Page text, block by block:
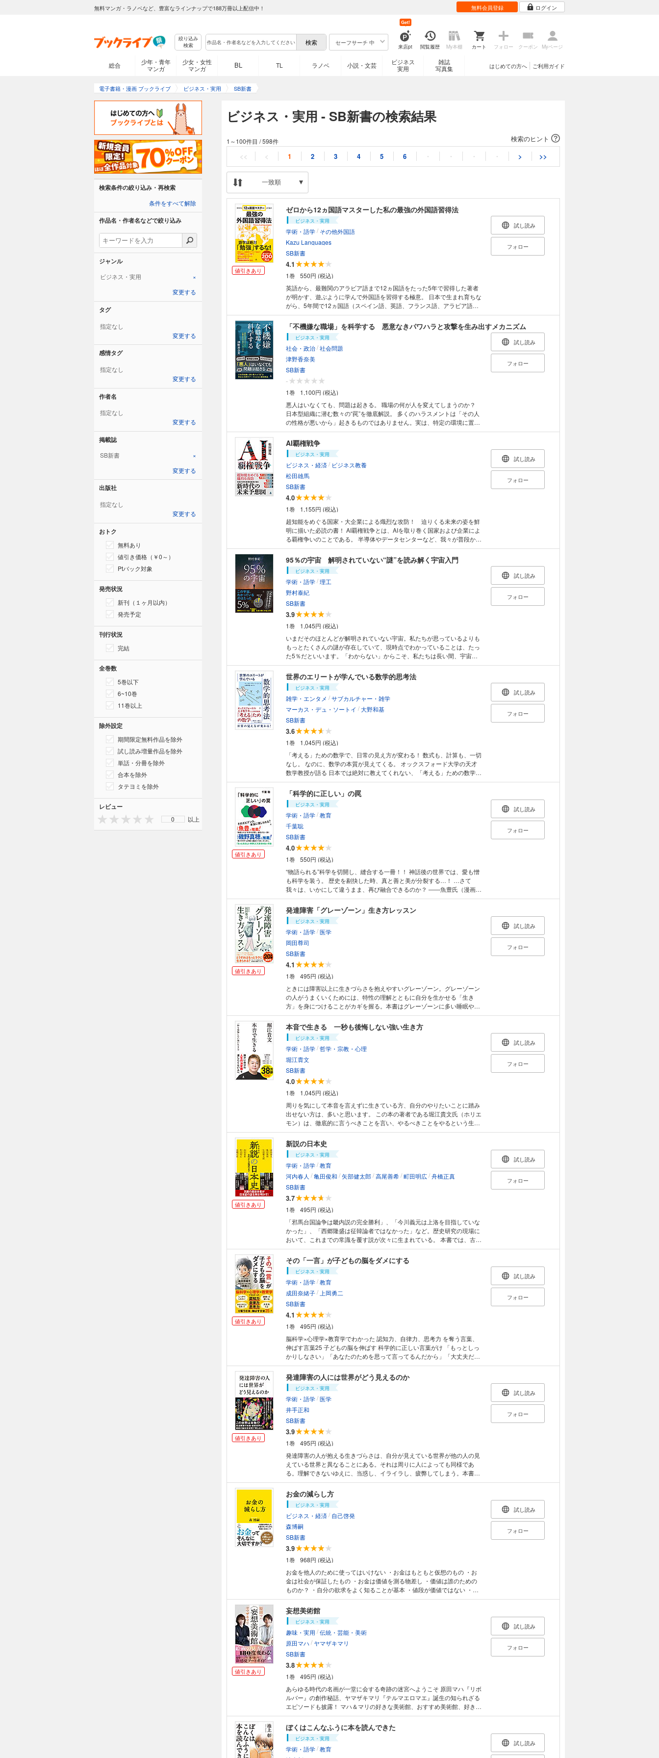
無料マンガ・ラノベなど、豊富なラインナップで188万冊以上配信中！ 無料会員登録 ログイン
絞り込み
検索
セーフサーチ 中
来店pt
Get!
閲覧履歴 My本棚 カート フォロー クーポン Myページ
総合
少年・青年
マンガ
少女・女性
マンガ
BL TL ラノベ 小説・文芸
ビジネス
実用
雑誌
写真集
ご利用ガイド
はじめての方へ
電子書籍・漫画 ブックライブ ビジネス・実用 SB新書
ビジネス・実用 - SB新書の検索結果
検索のヒント
1～100件目 /598件
<< < 1 2 3 4 5 6 ・ ・ ・ ・ > >>
一致順
値引きあり
ゼロから12ヵ国語マスターした私の最強の外国語習得法
ビジネス・実用
学術・語学/ その他外国語
Kazu Languages
SB新書
4.1
1巻
550円 (税込)
英語から、最難関のアラビア語まで12ヵ国語をたった5年で習得した著者
が明かす、遊ぶように学んで外国語を習得する極意。 日本で生まれ育ちな
がら、5年間で12ヵ国語（スペイン語、英語、フランス語、アラビア語、
インドネシア語、ロシア語、ポルトガル語、ドイツ語、トルコ語、中国
語、タイ語、韓国語）を習得。ほぼ独学で多言語話者となった著者が、英
語やその他の外国語習得を目指すすべての人に教える、外国語学習の最短
ルート。 ※カバー画像が異なる場合があります。
試し読み
フォロー
「不機嫌な職場」を科学する 悪意なきパワハラと攻撃を生み出すメカニズム
ビジネス・実用
社会・政治/社会問題
津野香奈美
SB新書
-
1巻
1,100円 (税込)
悪人はいなくても、問題は起きる。 職場の何が人を変えてしまうのか？
日本型組織に潜む数々の“罠”を徹底解説。 多くのハラスメントは「その人
の性格が悪いから」起きるものではありません。実は、特定の環境に置か
れると、「誰もが」他者に攻撃的になることがわかっています。 本書で
は、人が職場で攻撃的行動を起こすメカニズムを、豊富な調査データや現
場の事例、心理学の実験結果などをもとに徹底分析。誰もが被害者にも加
害者にもなりうる、日本型組織の真の構造を明らかにします。 ※カバー画
像が異なる場合があります。
試し読み
フォロー
AI覇権戦争
ビジネス・実用
ビジネス・経済/ ビジネス教養
松田雄馬
SB新書
4.0
1巻
1,155円 (税込)
超知能をめぐる国家・大企業による熾烈な攻防！ 迫りくる未来の姿を鮮
明に描いた必読の書！ AI覇権戦争とは、AIを取り巻く国家および企業によ
る覇権争いのことである。 半導体やデータセンターなど、我々が普段から
使用している生成AIサービスを支える「土台」。 その土台を巡って繰り広
げられる主導権争いの影響は、もはや私たちが避けられないほどの規模と
なっている。 私たちの仕事や社会、そして日本はこれからどこへ向かって
いくのか。 AIビジネスに精通した研究者 兼 実業家による、AI時代の大展
望！ ※カバー画像が異なる場合があります。
試し読み
フォロー
95％の宇宙 解明されていない“謎”を読み解く宇宙入門
ビジネス・実用
学術・語学/理工
野村泰紀
SB新書
3.9
1巻
1,045円 (税込)
いまだそのほとんどが解明されていない宇宙。私たちが思っているよりも
もっとたくさんの謎が存在していて、現時点でわかっていることは、たっ
た5％だといいます。「わからない」からこそ、私たちは長い間、宇宙に
魅了され続けているのでしょう。 世の物理学者たちは、そんな謎につつま
れた宇宙と向き合い、解明しようと研究を重ねています。それでもなお、
いまだに「わかっていない95％」の宇宙とは、一体なんなのでしょう？
そこで本書では、現時点で解明されていない宇宙の謎を紹介。また、宇宙
を語るにはずせない「素粒子」「量子力学」「時間」「量子重力」におけ
る謎についても紹介し、さらなる謎に潜っていきます。そして、謎に対し
てどのような仮説が出ているのか、その仮説の反証には何が挙げられてい
るのか、この謎のポイントはどこかなどを、気鋭の物理学者が解説しま
す。ぜひ一緒に、「95％の宇宙の謎」について考えてみてください。 謎
が解明されたら新たな謎が生まれる――この宇宙の浪漫に、ワクワクが止
まらなくなるはず！ 宇宙が好きな人はもちろん、社会人だけでなく、物
理学を学びはじめた学生でもわかる“宇宙一面白くてわかりやすい”宇宙入
門書です！ ※カバー画像が異なる場合があります。
試し読み
フォロー
世界のエリートが学んでいる数学的思考法
ビジネス・実用
雑学・エンタメ /サブカルチャー・雑学
マーカス・デュ・ソートイ /大野和基
SB新書
3.6
1巻
1,045円 (税込)
「考える」ための数学で、日常の見え方が変わる！ 数式も、計算も、一切
なし。 なのに、数学の本質が見えてくる。 オックスフォード大学の天才
数学教授が語る 日本では絶対に教えてくれない、「考える」ための数学！
「数学なんて人生の役に立たない」と言い訳していた全ての人たちに読ん
でほしい。 本書では、統計学やゲーム理論、微分積分などの一見すると難
しそうなテーマを、みなさんにとって身近な例を用いて“数学的に”読み解
いていきます。 身の回りに潜んでいる数学を知ると、簡単な思い込みに騙
されないようになり、今まで見えていた世界が一変します。 AI時代を生き
抜くための新たな武器を身につけましょう。 ※カバー画像が異なる場合が
あります。
試し読み
フォロー
値引きあり
「科学的に正しい」の罠
ビジネス・実用
学術・語学/教育
千葉聡
SB新書
4.0
1巻
550円 (税込)
“物語られる”科学を切開し、縫合する一冊！！ 神話後の世界では、愛も憎
も科学を装う。 歴史を剔抉した時、真と善と美が分裂する…！ …さて
我々は、いかにして違うまま、再び融合できるのか？ ――魚豊氏（漫画
家） “真の科学”は研鑽と謙虚さの泉にきらめく。 “正しさのありか”がわか
らなくなったあなたのための一冊。 ――磯野真穂氏（人類学者） 事実と
真実の間で揺らぐ科学の落とし穴を赤裸々に解説した、驚くべき世界の現
実。 ――山極壽一氏（霊長類学者／京大元総長／総合地球環境学研究所
所長） 科学的な正しさをめぐる論争を歴史から緻密にひも解く。 一気に
読ませる文章だが、得られる教訓は実に深い。 ――出口治明氏（立命館ア
ジア太平洋大学 学長特命補佐／名誉教授） 疑うだけでは足りない。「正
しさ」の諸相を理解し、乗りこなすための刺激的な案内書。 ――吉川浩満
氏（文筆家） 本書は、科学的で一見正しいが、実は信用できない説明、誤
った説明、有害な説明、さらには科学でない説明まで、現在や歴史的な事
例から、権力、メディア、偏見やイデオロギー、ナショナリズム、客観性
の過信と偽装、そして科学者自身が、いかに科学を棄損し社会に不利益を
もたらしたかを示す。そのうえでどのような手を打てば科学の信頼性を守
たい。（「まえがき」より） 『歌うカタツムリ』（第71回毎日出版文化
賞）、『ダーウィンの呪い』（2024年新書大賞10位）で注目される進化
学者が描き出す、科学の過ちと今に生きる教訓。 ※カバー画像が異なる場
合があります。
試し読み
フォロー
値引きあり
発達障害「グレーゾーン」生き方レッスン
ビジネス・実用
学術・語学/医学
岡田尊司
SB新書
4.1
1巻
495円 (税込)
ときには障害以上に生きづらさを抱えやすいグレーゾーン。グレーゾーン
の人がうまくいくためには、特性の理解とともに自分を生かせる「生き
方」を身につけることがカギを握る。本書はグレーゾーンに多い睡眠や生
活リズムの問題から、不安や回避、自己肯定感の低下、愛着障害やトラウ
マの克服まで、本来の自分とつながるための究極のアプローチを紹介す
る。グレーゾーンだけでなく、生きづらさを感じるすべての人に役立つ一
冊。
・・・・・・・・・・・・・・・・・・・・・・・・・・・・・・・・・・・
グレーゾーンの特性を生かして 自分らしい人生を手に入れる ＊うまくい
くための土台は睡眠と安定した生活リズム ＊何をするのも面倒くさい怠け
者の脳とのつき合い方 ＊人生がうまくいく人に共通する特徴とは？ ＊誰
も教えてくれない対人関係のルールとは？ ＊感情を変えられないときは、
行動を変えてみる ＊どんな仕事も続かなかった青年を変えたもの ――最
新の知見と豊富な臨床経験から導きだした具体的指針 ※カバー画像が異な
る場合があります。
試し読み
フォロー
本音で生きる 一秒も後悔しない強い生き方
ビジネス・実用
学術・語学/哲学・宗教・心理
堀江貴文
SB新書
4.0
1巻
1,045円 (税込)
周りを気にして本音を言えずに生きている方、自分のやりたいことに踏み
出せない方は、多いと思います。 この本の著者である堀江貴文氏（ホリエ
モン）は、徹底的に言うべきことを言い、やるべきことをやるという生き
方。それになぜか魅かれる方も多いのではないでしょうか。 本書では、生
き急いでいるようにも見える堀江氏に、人生を後悔しない生き方のヒント
をいただきました。 プライド、言い訳、バランス……。どんな方でも、自
分を生きにくくしているものに、きっと気づくはずです。
試し読み
フォロー
値引きあり
新説の日本史
ビジネス・実用
学術・語学/教育
河内春人 /亀田俊和 /矢部健太郎/高尾善希/町田明広/舟橋正真
SB新書
3.7
1巻
495円 (税込)
「邪馬台国論争は畿内説の完全勝利」、「今川義元は上洛を目指していな
かった」、「西郷隆盛は征韓論者ではなかった」など。歴史研究の現場に
おいて、これまでの常識を覆す説が次々に生まれている。 本書では、古
代・中世・近世・近現代と、ぞれぞれの時代における気鋭の研究者たちが
最新の研究結果を報告。これからの教科書を書き換えるかもしれない新説
で、日本史の見方が変わる。
試し読み
フォロー
値引きあり
その「一言」が子どもの脳をダメにする
ビジネス・実用
学術・語学/教育
成田奈緒子/ 上岡勇二
SB新書
4.1
1巻
495円 (税込)
脳科学×心理学×教育学でわかった 認知力、自律力、思考力 を奪う言葉、
伸ばす言葉25 子どもの脳を伸ばす 科学的に正しい言葉がけ 「もっとしっ
かりしなさい」「あなたのためを思って言ってるんだから」「大丈夫だ
よ」「頑張って偉いね」――いずれも、親が我が子につい言ってしまいが
ちな言葉である。しかし、このような、親が良かれと思って発した「一
言」が子どもの脳に深刻な悪影響を与えてしまう。子どもの認知力、自律
力、思考力を伸ばすために親がすべき、正しい言葉がけとは？ ※カバー画
像が異なる場合があります。
試し読み
フォロー
値引きあり
発達障害の人には世界がどう見えるのか
ビジネス・実用
学術・語学/医学
井手正和
SB新書
3.9
1巻
495円 (税込)
発達障害の人が抱える生きづらさは、自分が見えている世界が他の人の見
えている世界と異なることにある。それは周りに人によっても同様であ
る。理解できないゆえに、当惑し、イライラし、疲弊してしまう。本書で
は、知覚実験、脳科学などによる最新研究をもとに、発達障害の人が見て
いる世界を明らかにし、発達障害の当事者の苦しみを軽減し、周りの人の
とのコミュニケーションを円滑にするにはどうすればよいかを論じてく。
※カバー画像が異なる場合があります。
試し読み
フォロー
お金の減らし方
ビジネス・実用
ビジネス・経済/ 自己啓発
森博嗣
SB新書
3.9
1巻
968円 (税込)
お金を他人のために使ってはいけない ・お金はもともと仮想のもの ・お
金は社会が保証したもの ・お金は価値を測る物差し ・価値は誰のための
ものか？ ・自分の欲求をよく知ることが基本 ・値段が価値ではない ・も
のの値段に左右されない ・お金がないからできない？ ・自分の満足を得
ることが最終目的 ・他者のためにお金を使う人たち ・価値を見極めるた
めには？ ・自分の欲求をよく知ることが基本
試し読み
フォロー
値引きあり
妄想美術館
ビジネス・実用
趣味・実用 /伝統・芸能・美術
原田マハ/ ヤマザキマリ
SB新書
3.8
1巻
495円 (税込)
あらゆる時代の名画が一堂に会する奇跡の迷宮へようこそ 原田マハ『リボ
ルバー』の創作秘話、ヤマザキマリ『テルマエロマエ』誕生の知られざる
エピソードも披露！ マハ＆マリの好きな美術館、おすすめ美術館、好きな
作家、好きな作品など２人のアートの世界にどっぷり浸れる1冊。 アート
を溺愛する作家と漫画家の２人が創る究極の美術館とは？ 原体験から現在
に至るまでのアートヒストリー、偏愛アーティストたちから受けたインス
ピレーション、小説や漫画の創作のバックステージをまじえ、名画にまつ
わる裏話、お気に入りの美術館案内、絵画鑑賞の秘訣、画家たちの知られ
試し読み
フォロー
ぼくはこんなふうに本を読んできた
ビジネス・実用
学術・語学/教育
試し読み
検索条件の絞り込み・再検索
条件をすべて解除
作品名・作者名などで絞り込み
ジャンル
ビジネス・実用 ×
変更する
タグ
指定なし
変更する
感情タグ
指定なし
変更する
作者名
指定なし
変更する
掲載誌
SB新書 ×
変更する
出版社
指定なし
変更する
おトク
無料あり
値引き価格（￥0～）
Ptバック対象
発売状況
新刊（１ヶ月以内）
発売予定
刊行状況
完結
全巻数
5巻以下
6~10巻
11巻以上
除外設定
期間限定無料作品を除外
試し読み増量作品を除外
単話・分冊を除外
合本を除外
タテヨミを除外
レビュー
0 以上